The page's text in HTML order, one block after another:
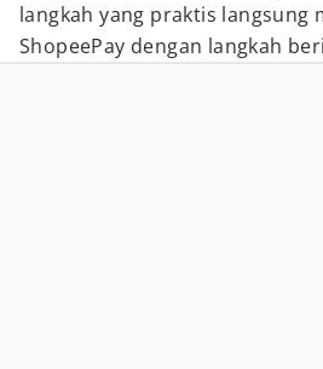
langkah yang praktis langsung
ShopeePay dengan langkah